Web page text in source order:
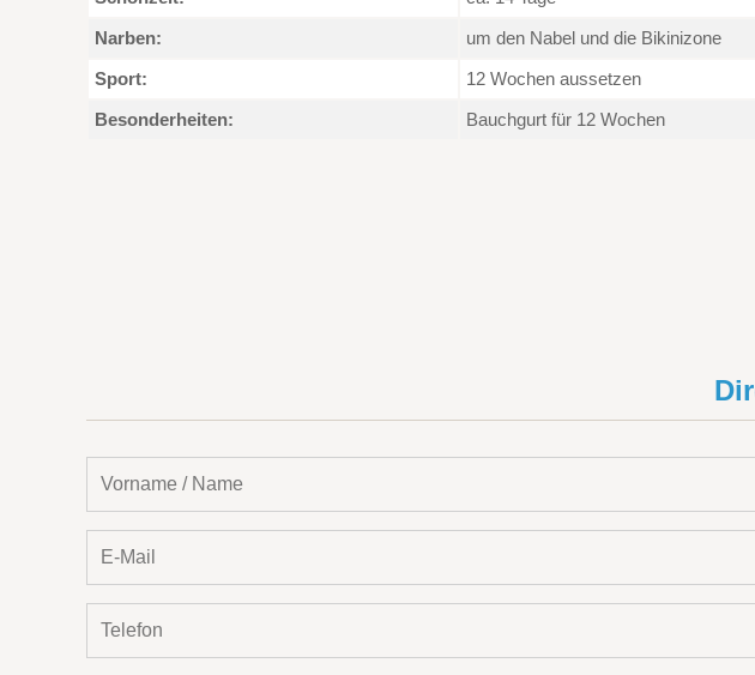
Narben:
um den Nabel und die Bikinizone
Sport:
12 Wochen aussetzen
Besonderheiten:
Bauchgurt für 12 Wochen